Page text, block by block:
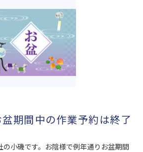
期間中の作業予約は終了
小磯です。お陰様で例年通りお盆期間